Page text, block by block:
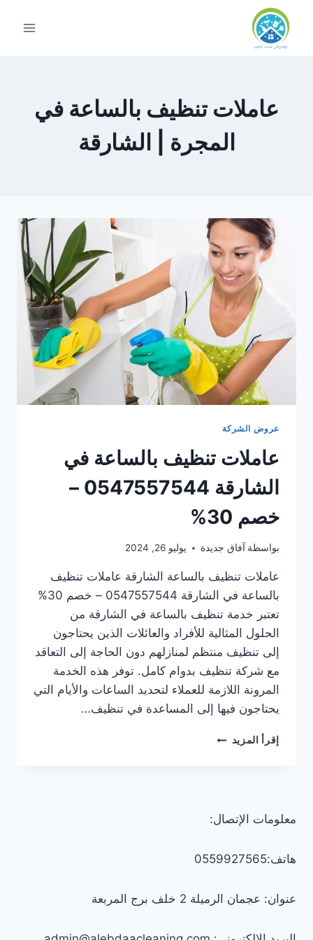
التجاوز
المحتوى
عاملات تنظيف بالساعة في
المجرة | الشارقة
عروض الشركة
عاملات تنظيف بالساعة في
الشارقة 0547557544 –
خصم 30%
بواسطة آفاق جديدة يوليو 26, 2024
عاملات تنظيف بالساعة الشارقة عاملات تنظيف
بالساعة في الشارقة 0547557544 – خصم 30%
تعتبر خدمة تنظيف بالساعة في الشارقة من
الحلول المثالية للأفراد والعائلات الذين يحتاجون
إلى تنظيف منتظم لمنازلهم دون الحاجة إلى التعاقد
مع شركة تنظيف بدوام كامل. توفر هذه الخدمة
المرونة اللازمة للعملاء لتحديد الساعات والأيام التي
يحتاجون فيها إلى المساعدة في تنظيف…
إقرأ المزيد عاملات
–
30%
معلومات الإتصال:
هاتف:0559927565
عنوان: عجمان الرميلة 2 خلف برج المربعة